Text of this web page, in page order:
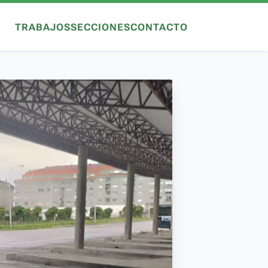
TRABAJOSSECCIONESCONTACTO